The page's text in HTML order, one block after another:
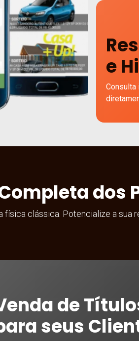
e
Consulta
dos
física clássica. Potencialize a
de
seus